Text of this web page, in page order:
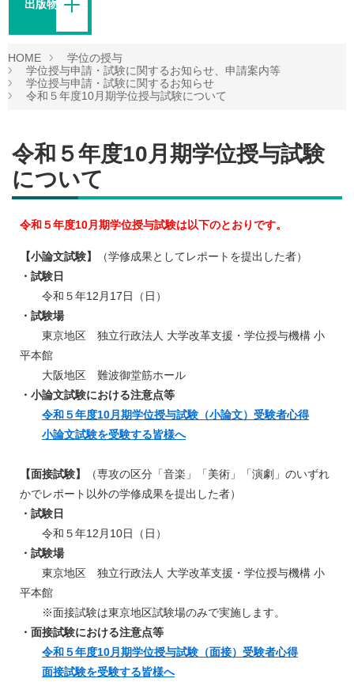
出版物等
HOME
学位の授与
学位授与申請・試験に関するお知らせ、申請案内等
学位授与申請・試験に関するお知らせ
令和５年度10月期学位授与試験について
令和５年度10月期学位授与試験
について
令和５年度10月期学位授与試験は以下のとおりです。
【小論文試験】
（学修成果としてレポートを提出した者）
・試験日
令和５年12月17日（日）
・試験場
東京地区 独立行政法人 大学改革支援・学位授与機構 小
平本館
大阪地区 難波御堂筋ホール
・小論文試験における注意点等
令和５年度10月期学位授与試験（小論文）受験者心得
小論文試験を受験する皆様へ
【面接試験】
（専攻の区分「音楽」「美術」「演劇」のいずれ
かでレポート以外の学修成果を提出した者）
・試験日
令和５年12月10日（日）
・試験場
東京地区 独立行政法人 大学改革支援・学位授与機構 小
平本館
※面接試験は東京地区試験場のみで実施します。
・面接試験における注意点等
令和５年度10月期学位授与試験（面接）受験者心得
面接試験を受験する皆様へ